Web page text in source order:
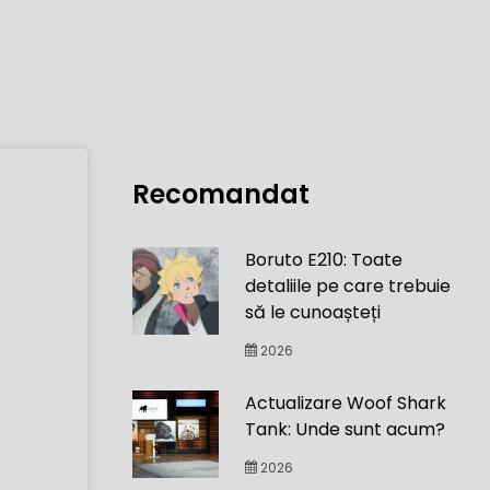
Recomandat
Boruto E210: Toate
detaliile pe care trebuie
să le cunoașteți
2026
Actualizare Woof Shark
Tank: Unde sunt acum?
2026